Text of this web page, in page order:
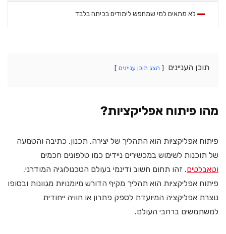
לא מתאים למי שמחפש לימודים בכיתה בלבד
תוכן העניינים הצג תוכן עניינים
מהו פיתוח אפליקציות?
פיתוח אפליקציות הוא התהליך של יצירה, תכנון, כתיבה והטמעה
של תוכנות לשימוש במכשירים ניידים כמו טלפונים חכמים
וטאבלטים. זהו תחום חשוב ודינמי בעולם הטכנולוגיה המודרני.
פיתוח אפליקציות הוא תהליך מקיף הדורש מיומנויות מגוונות ובסופו
נוצרת אפליקציה המיועדת לספק פתרון או חוויה ייחודית
למשתמשים ברחבי העולם.